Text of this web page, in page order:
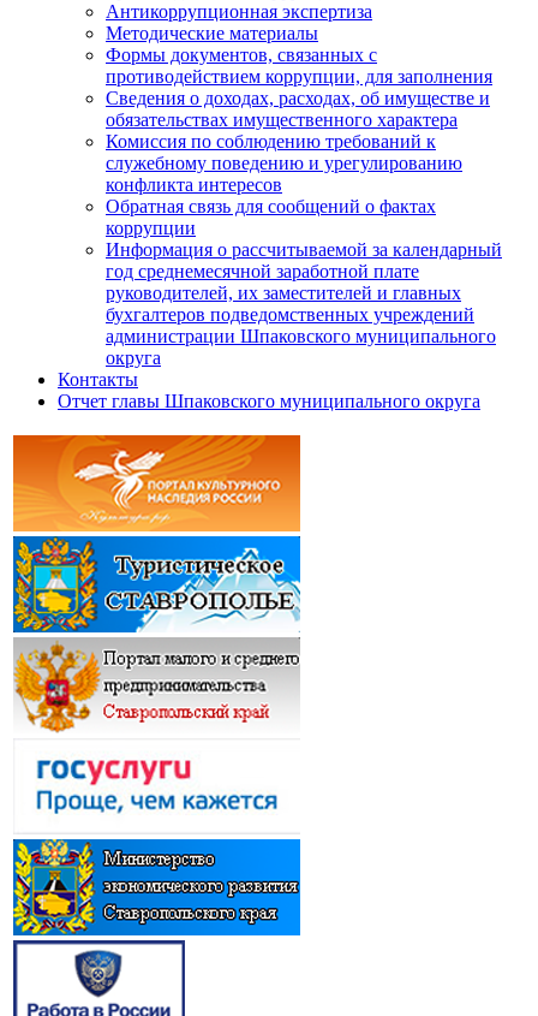
Антикоррупционная экспертиза
Методические материалы
Формы документов, связанных с
противодействием коррупции, для заполнения
Сведения о доходах, расходах, об имуществе и
обязательствах имущественного характера
Комиссия по соблюдению требований к
служебному поведению и урегулированию
конфликта интересов
Обратная связь для сообщений о фактах
коррупции
Информация о рассчитываемой за календарный
год среднемесячной заработной плате
руководителей, их заместителей и главных
бухгалтеров подведомственных учреждений
администрации Шпаковского муниципального
округа
Контакты
Отчет главы Шпаковского муниципального округа